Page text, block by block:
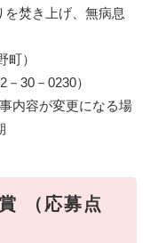
焚き上げ、無病息
町）
30－0230）
内容が変更になる場
（応募点